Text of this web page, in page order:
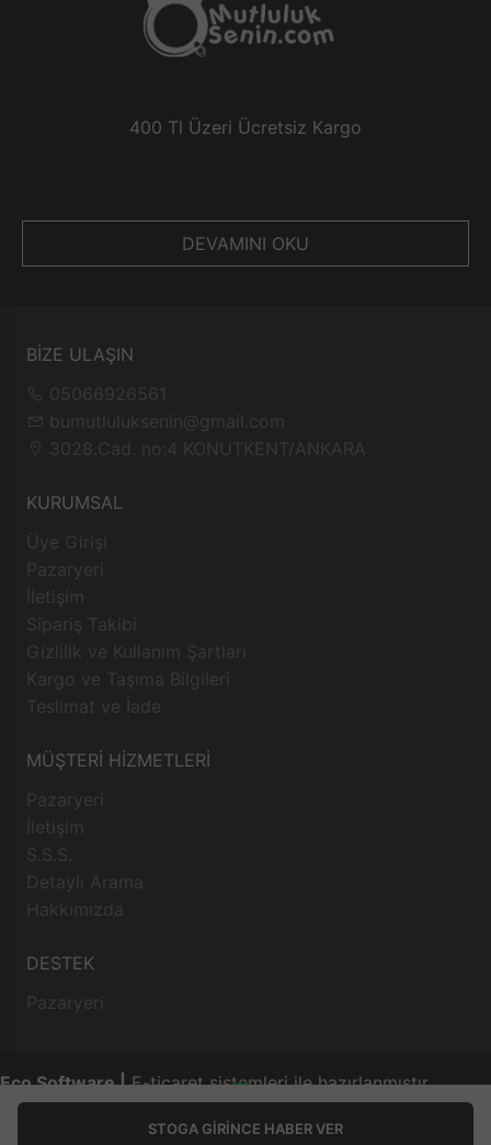
STOGA GIRINCE HABER VER
400 Tl Üzeri Ücretsiz Kargo
DEVAMINI OKU
BİZE ULAŞIN
05066926561
bumutluluksenin@gmail.com
3028.Cad. no:4 KONUTKENT/ANKARA
KURUMSAL
Üye Girişi
Pazaryeri
İletişim
Sipariş Takibi
Gizlilik ve Kullanım Şartları
Kargo ve Taşıma Bilgileri
Teslimat ve İade
MÜŞTERİ HİZMETLERİ
Pazaryeri
İletişim
S.S.S.
Detaylı Arama
Hakkımızda
DESTEK
Pazaryeri
Eco Software |E-ticaret sistemleri ile hazırlanmıştır.